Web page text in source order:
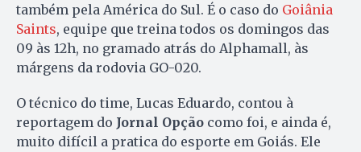
também pela América do Sul. É o caso do Goiânia
Saints, equipe que treina todos os domingos das
09 às 12h, no gramado atrás do Alphamall, às
márgens da rodovia GO-020.
O técnico do time, Lucas Eduardo, contou à
reportagem do Jornal Opção como foi, e ainda é,
muito difícil a pratica do esporte em Goiás. Ele